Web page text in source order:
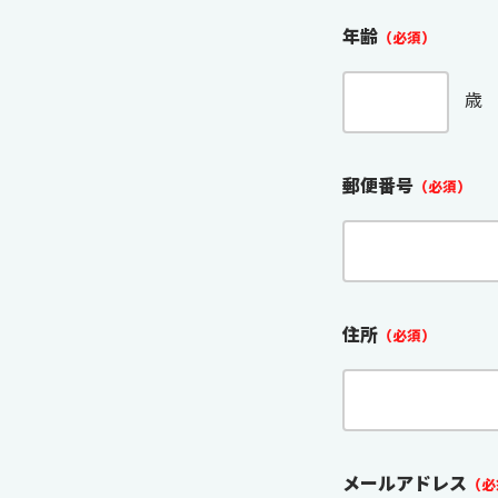
年齢（必須）
歳
郵便番号（必須）
住所（必須）
メールアドレス （